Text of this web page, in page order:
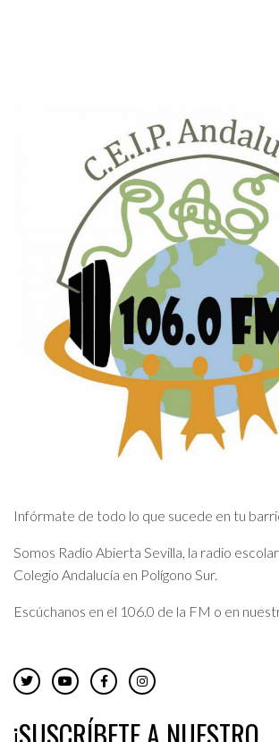
Infórmate de todo lo que sucede en tu
Somos Radio Abierta Sevilla, la radio
Colegio Andalucía en Polígono Sur.
Escúchanos en el 106.0 de la FM o en